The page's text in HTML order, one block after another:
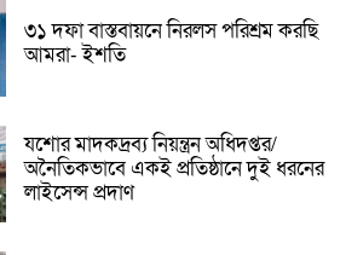
৩১ দফা বাস্তবায়নে নিরলস পরিশ্রম করছি
আমরা- ইশতি
যশোর মাদকদ্রব্য নিয়ন্ত্রন অধিদপ্তর/
অনৈতিকভাবে একই প্রতিষ্ঠানে দুই ধরনের
লাইসেন্স প্রদাণ